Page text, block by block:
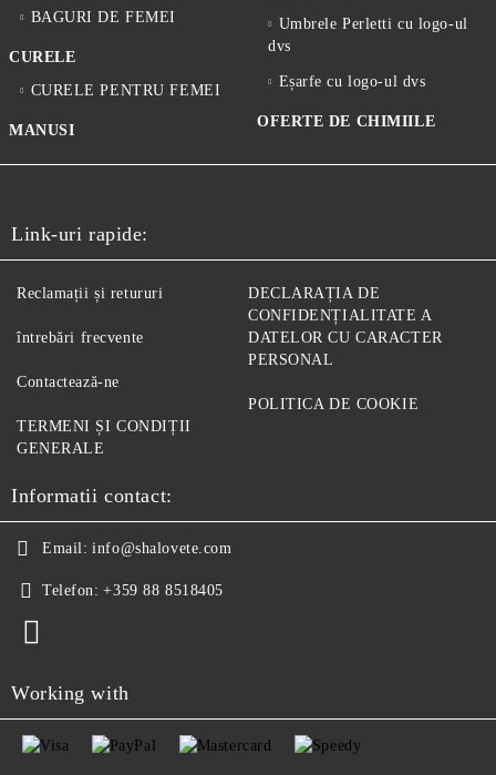
BAGURI DE FEMEI
CURELE
CURELE PENTRU FEMEI
MANUSI
Umbrele Perletti cu logo-ul
dvs
Eșarfe cu logo-ul dvs
OFERTE DE CHIMIILE
Link-uri rapide:
Reclamații și retururi
întrebări frecvente
Contactează-ne
TERMENI ȘI CONDIȚII
GENERALE
DECLARAȚIA DE
CONFIDENȚIALITATE A
DATELOR CU CARACTER
PERSONAL
POLITICA DE COOKIE
Informatii contact:
Email: info@shalovete.com
Telefon: +359 88 8518405
Working with